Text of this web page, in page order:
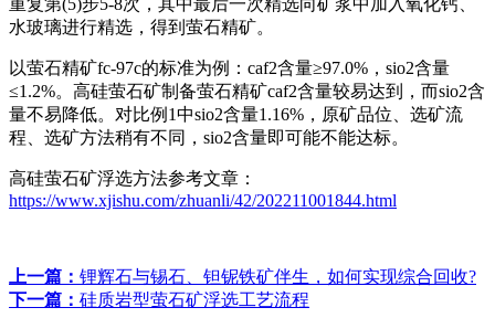
水玻璃进行精选，得到萤石精矿。
以萤石精矿fc-97c的标准为例：caf2含量≥97.0%，sio2含量
≤1.2%。高硅萤石矿制备萤石精矿caf2含量较易达到，而sio2含
量不易降低。对比例1中sio2含量1.16%，原矿品位、选矿流
程、选矿方法稍有不同，sio2含量即可能不能达标。
高硅萤石矿浮选方法参考文章：
https://www.xjishu.com/zhuanli/42/202211001844.html
上一篇： 锂辉石与锡石、钽铌铁矿伴生，如何实现综合回收?
下一篇： 硅质岩型萤石矿浮选工艺流程